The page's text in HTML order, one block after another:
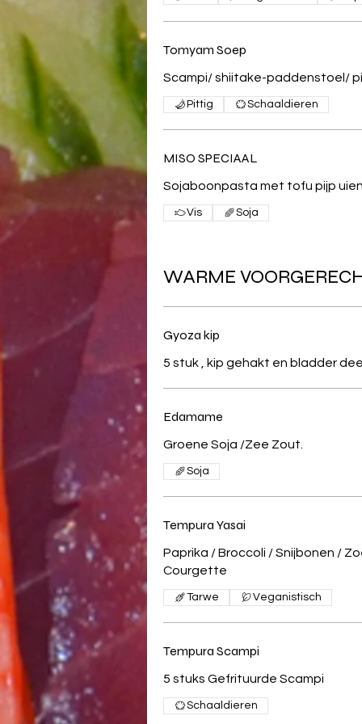
Tomyam Soep
Scampi/ shiitake-paddenstoel/
Pittig Schaaldieren
MISO SPECIAAL
Sojaboonpasta met tofu pijp
Vis Soja
WARME
Gyoza kip
5 stuk , kip gehakt en bladder
Edamame
Groene Soja /Zee Zout.
Soja
Tempura Yasai
Paprika / Broccoli / Snijbonen /
Courgette
Tarwe Veganistisch
Tempura Scampi
5 stuks Gefrituurde Scampi
Schaaldieren